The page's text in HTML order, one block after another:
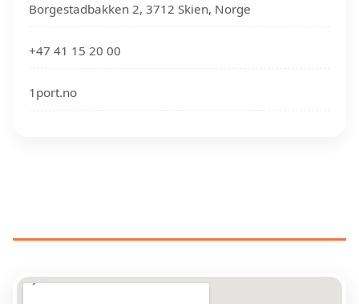
Borgestadbakken 2, 3712 Skien, Norge
+47 41 15 20 00
1port.no